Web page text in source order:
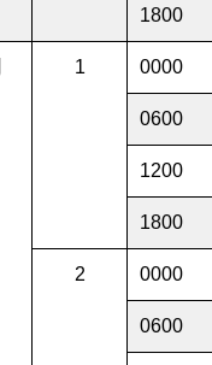
1800
1 0000
0600
1200
1800
2 0000
0600